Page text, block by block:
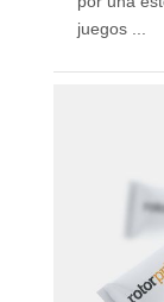
juegos ...